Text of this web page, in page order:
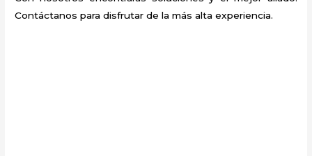
Contáctanos para disfrutar de la más alta experiencia.